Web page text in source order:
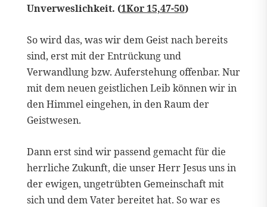
Unverweslichkeit. (1Kor 15,47-50)
So wird das, was wir dem Geist nach bereits
sind, erst mit der Entrückung und
Verwandlung bzw. Auferstehung offenbar. Nur
mit dem neuen geistlichen Leib können wir in
den Himmel eingehen, in den Raum der
Geistwesen.
Dann erst sind wir passend gemacht für die
herrliche Zukunft, die unser Herr Jesus uns in
der ewigen, ungetrübten Gemeinschaft mit
sich und dem Vater bereitet hat. So war es